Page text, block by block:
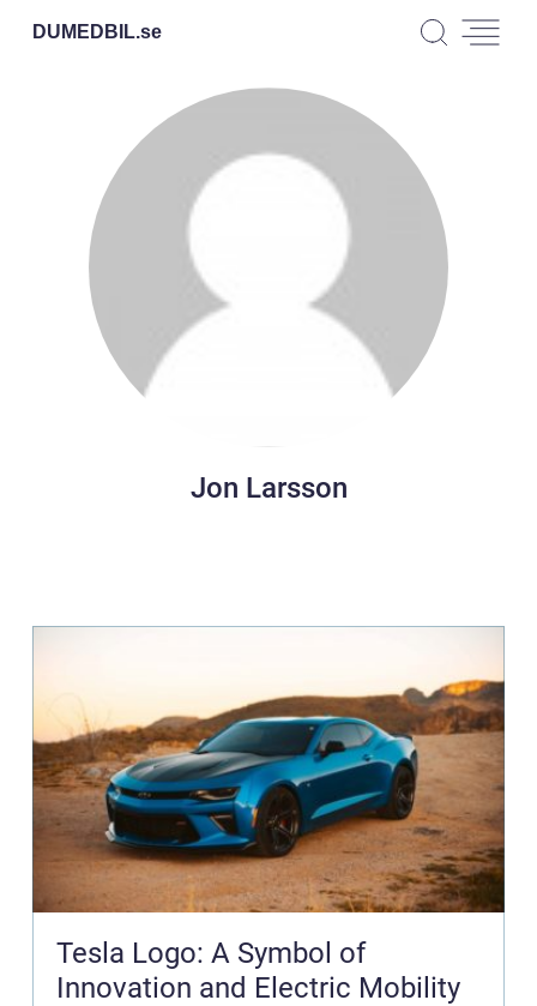
DUMEDBIL.se
Jon Larsson
Tesla Logo: A Symbol of
Innovation and Electric Mobility